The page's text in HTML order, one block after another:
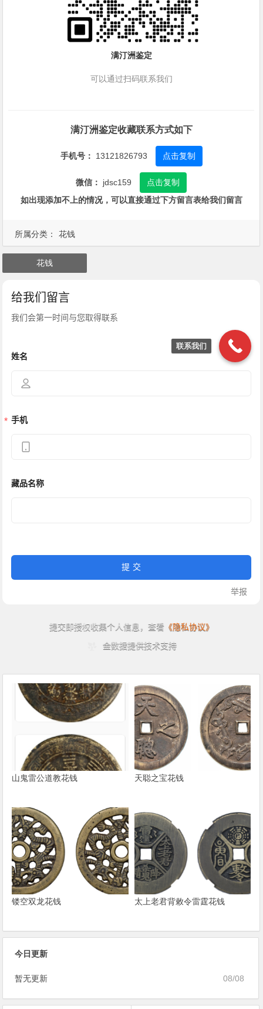
所属分类： 花钱
满汀洲鉴定
可以通过扫码联系我们
满汀洲鉴定收藏联系方式如下
手机号： 13121826793 点击复制
微信： jdsc159
点击复制
如出现添加不上的情况，可以直接通过下方留言表给我们留言
花钱
山鬼雷公道教花钱 天聪之宝花钱
镂空双龙花钱 太上老君背敕令雷霆花钱
今日更新
08/08
暂无更新
联系我们